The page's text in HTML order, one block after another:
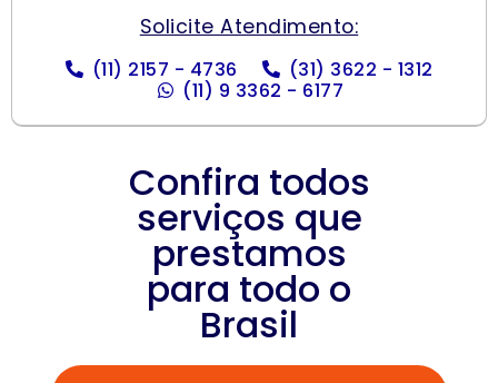
Solicite Atendimento:
(11) 2157 - 4736
(31) 3622 - 1312
(11) 9 3362 - 6177
Confira todos
serviços que
prestamos
para todo o
Brasil